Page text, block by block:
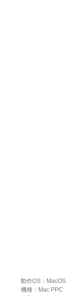
動作OS：MacOS
機種：Mac PPC